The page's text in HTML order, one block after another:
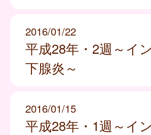
2016/01/22
平成28年・2週～イ
下腺炎～
2016/01/15
平成28年・1週～イ